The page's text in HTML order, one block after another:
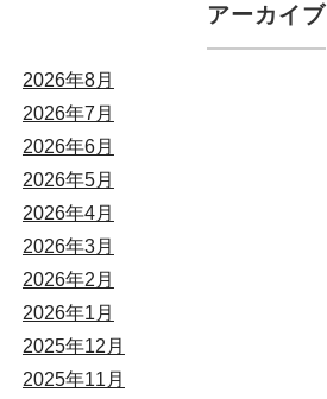
アーカイブ
2026年8月
2026年7月
2026年6月
2026年5月
2026年4月
2026年3月
2026年2月
2026年1月
2025年12月
2025年11月